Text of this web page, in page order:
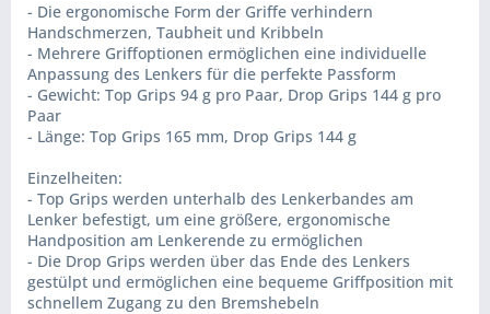
- Die ergonomische Form der Griffe verhindern
Handschmerzen, Taubheit und Kribbeln
- Mehrere Griffoptionen ermöglichen eine individuelle
Anpassung des Lenkers für die perfekte Passform
- Gewicht: Top Grips 94 g pro Paar, Drop Grips 144 g pro
Paar
- Länge: Top Grips 165 mm, Drop Grips 144 g
Einzelheiten:
- Top Grips werden unterhalb des Lenkerbandes am
Lenker befestigt, um eine größere, ergonomische
Handposition am Lenkerende zu ermöglichen
- Die Drop Grips werden über das Ende des Lenkers
gestülpt und ermöglichen eine bequeme Griffposition mit
schnellem Zugang zu den Bremshebeln